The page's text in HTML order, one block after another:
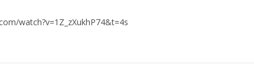
watch?v=1Z_zXukhP74&t=4s